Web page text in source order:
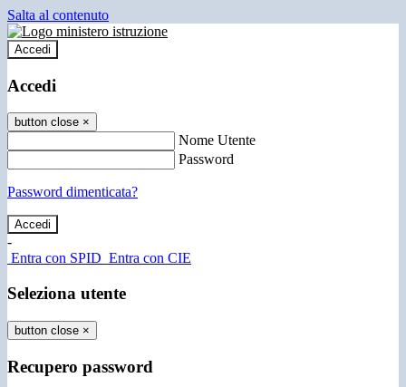
Salta al contenuto
Accedi
Accedi
button close ×
Nome Utente
Password
Password dimenticata?
-
Entra con SPID Entra con CIE
Seleziona utente
button close ×
Recupero password